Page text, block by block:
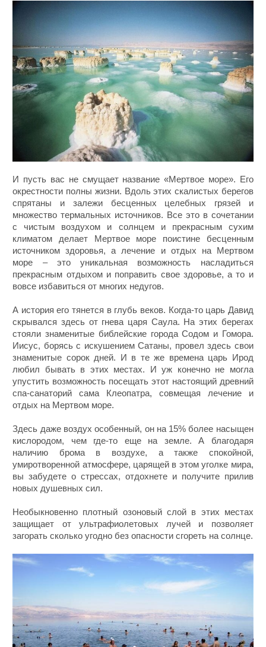
И пусть вас не смущает название «Мертвое море». Его
окрестности полны жизни. Вдоль этих скалистых берегов
спрятаны и залежи бесценных целебных грязей и
множество термальных источников. Все это в сочетании
с чистым воздухом и солнцем и прекрасным сухим
климатом делает Мертвое море поистине бесценным
источником здоровья, а лечение и отдых на Мертвом
море – это уникальная возможность насладиться
прекрасным отдыхом и поправить свое здоровье, а то и
вовсе избавиться от многих недугов.
А история его тянется в глубь веков. Когда-то царь Давид
скрывался здесь от гнева царя Саула. На этих берегах
стояли знаменитые библейские города Содом и Гомора.
Иисус, борясь с искушением Сатаны, провел здесь свои
знаменитые сорок дней. И в те же времена царь Ирод
любил бывать в этих местах. И уж конечно не могла
упустить возможность посещать этот настоящий древний
спа-санаторий сама Клеопатра, совмещая лечение и
отдых на Мертвом море.
Здесь даже воздух особенный, он на 15% более насыщен
кислородом, чем где-то еще на земле. А благодаря
наличию брома в воздухе, а также спокойной,
умиротворенной атмосфере, царящей в этом уголке мира,
вы забудете о стрессах, отдохнете и получите прилив
новых душевных сил.
Необыкновенно плотный озоновый слой в этих местах
защищает от ультрафиолетовых лучей и позволяет
загорать сколько угодно без опасности сгореть на солнце.